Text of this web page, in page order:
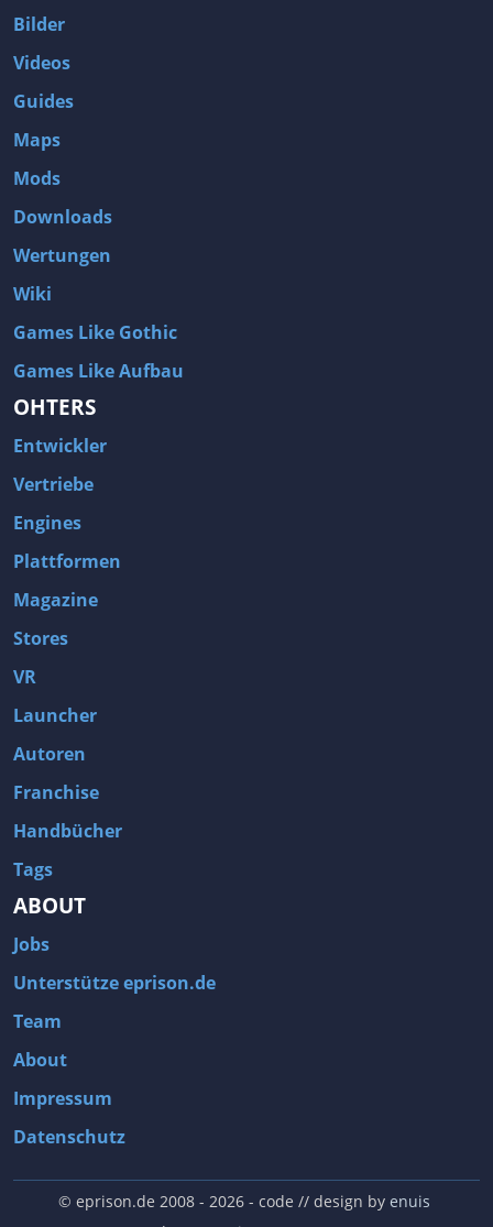
Bilder
Videos
Guides
Maps
Mods
Downloads
Wertungen
Wiki
Games Like Gothic
Games Like Aufbau
OHTERS
Entwickler
Vertriebe
Engines
Plattformen
Magazine
Stores
VR
Launcher
Autoren
Franchise
Handbücher
Tags
ABOUT
Jobs
Unterstütze eprison.de
Team
About
Impressum
Datenschutz
© eprison.de 2008 - 2026- code // design by enuis